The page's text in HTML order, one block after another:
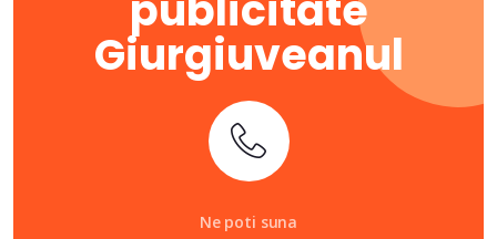
Giurgiuveanul
Ne poti suna